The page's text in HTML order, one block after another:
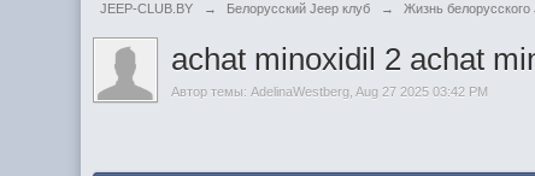
JEEP-CLUB.BY → Белорусский Jeep клуб → Жизнь белорусского
achat minoxidil 2 achat
Автор темы:AdelinaWestberg ,Aug 27 2025 03:42 PM